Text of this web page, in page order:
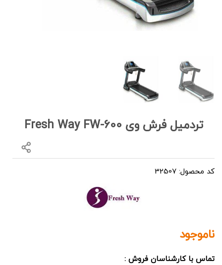
تردمیل فرش وی Fresh Way FW-600
کد محصول: 32507
ناموجود
تماس با کارشناسان فروش :